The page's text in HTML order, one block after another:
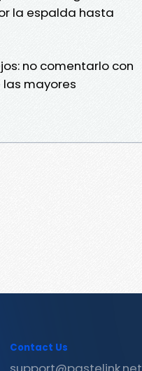
la espalda hasta
no comentarlo con
mayores
Contact Us